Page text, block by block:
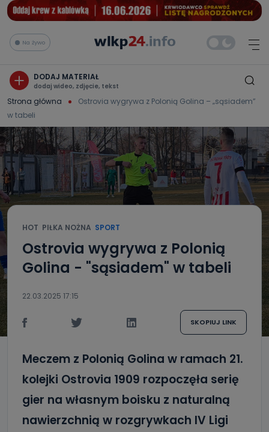
Na żywo
DODAJ MATERIAŁ
dodaj wideo, zdjęcie, tekst
Strona główna
Ostrovia wygrywa z Polonią Golina – „sąsiadem”
w tabeli
HOT PIŁKA NOŻNA SPORT
Ostrovia wygrywa z Polonią
Golina - "sąsiadem" w tabeli
22.03.2025 17:15
SKOPIUJ LINK
Meczem z Polonią Golina w ramach 21.
kolejki Ostrovia 1909 rozpoczęła serię
gier na własnym boisku z naturalną
nawierzchnią w rozgrywkach IV Ligi